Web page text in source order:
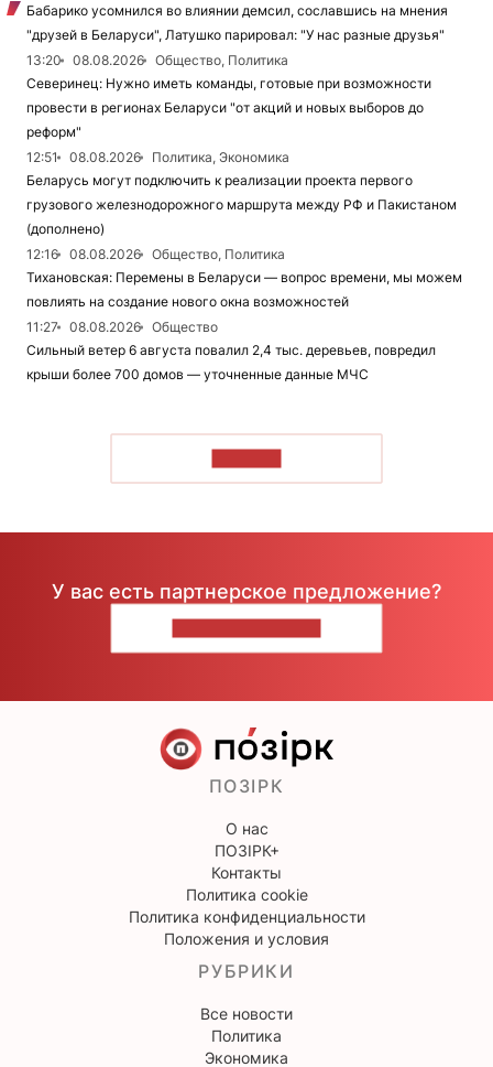
Бабарико усомнился во влиянии демсил, сославшись на мнения
"друзей в Беларуси", Латушко парировал: "У нас разные друзья"
13:20
08.08.2026
Общество, Политика
Северинец: Нужно иметь команды, готовые при возможности
провести в регионах Беларуси "от акций и новых выборов до
реформ"
12:51
08.08.2026
Политика, Экономика
Беларусь могут подключить к реализации проекта первого
грузового железнодорожного маршрута между РФ и Пакистаном
(дополнено)
12:16
08.08.2026
Общество, Политика
Тихановская: Перемены в Беларуси — вопрос времени, мы можем
повлиять на создание нового окна возможностей
11:27
08.08.2026
Общество
Сильный ветер 6 августа повалил 2,4 тыс. деревьев, повредил
крыши более 700 домов — уточненные данные МЧС
У вас есть партнерское предложение?
ПОЗІРК
О нас
ПОЗІРК+
Контакты
Политика cookie
Политика конфиденциальности
Положения и условия
РУБРИКИ
Все новости
Политика
Экономика